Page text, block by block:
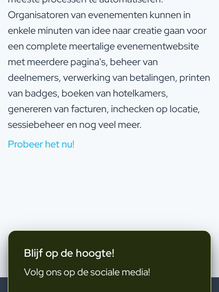
Organisatoren van evenementen kunnen in
enkele minuten van idee naar creatie gaan voor
een complete meertalige evenementwebsite
met meerdere pagina's, beheer van
deelnemers, verwerking van betalingen, printen
van badges, boeken van hotelkamers,
genereren van facturen, inchecken op locatie,
sessiebeheer en nog veel meer.
Probeer het nu!
Blijf op de hoogte!
Volg ons op de sociale media!